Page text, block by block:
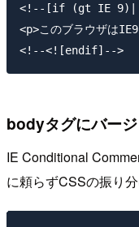
<!--[if (gt IE
<p>このブラウザは
bodyタグにバー
IE Conditional
に頼らずCSSの振り